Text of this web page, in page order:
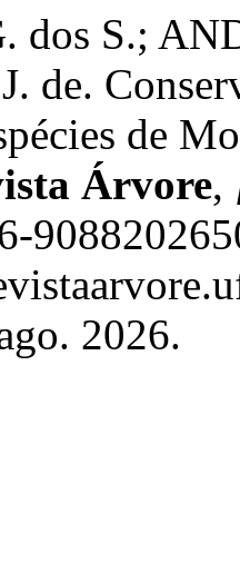
dos S.;
de.
de
Árvore,
2026.